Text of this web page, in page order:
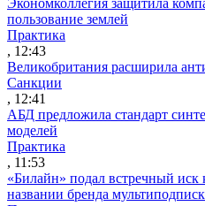
Экономколлегия защитила
пользование землей
Практика
, 12:43
Великобритания расширила
Санкции
, 12:41
АБД предложила стандарт
моделей
Практика
, 11:53
«Билайн» подал встречный иск
названии бренда